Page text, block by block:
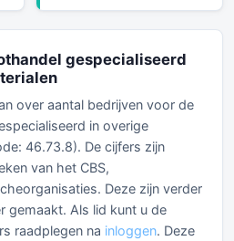
gespecialiseerd
over aantal bedrijven voor de
in overige
46.73.8). De cijfers zijn
van het CBS,
Deze zijn verder
gemaakt. Als lid kunt u de
raadplegen na inloggen. Deze